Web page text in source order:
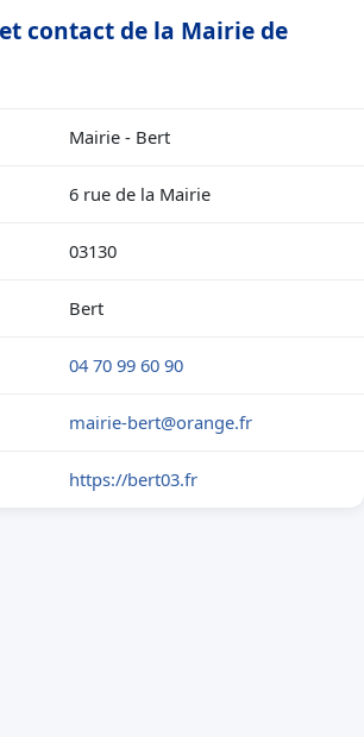
contact de la Mairie de
Mairie - Bert
6 rue de la Mairie
03130
Bert
04 70 99 60 90
mairie-bert@orange.fr
https://bert03.fr